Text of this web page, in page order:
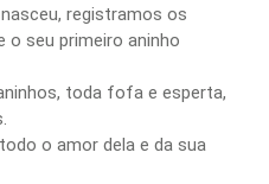
registramos os
o seu primeiro aninho
toda fofa e esperta,
o amor dela e da sua